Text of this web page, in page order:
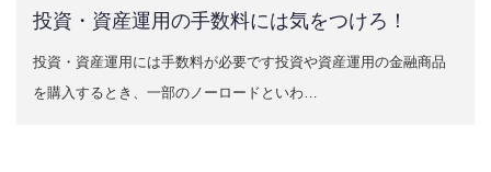
投資・資産運用の手数料には気をつけろ！
投資・資産運用には手数料が必要です投資や資産運用の金融商品
を購入するとき、一部のノーロードといわ…